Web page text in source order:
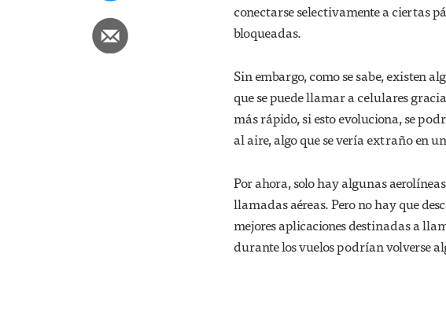
conectarse selectivamente a ciertas
bloqueadas.
Sin embargo, como se sabe, existen
que se puede llamar a celulares
más rápido, si esto evoluciona, se
al aire, algo que se vería extraño en
Por ahora, solo hay algunas
llamadas aéreas. Pero no hay que
mejores aplicaciones destinadas a
durante los vuelos podrían volverse